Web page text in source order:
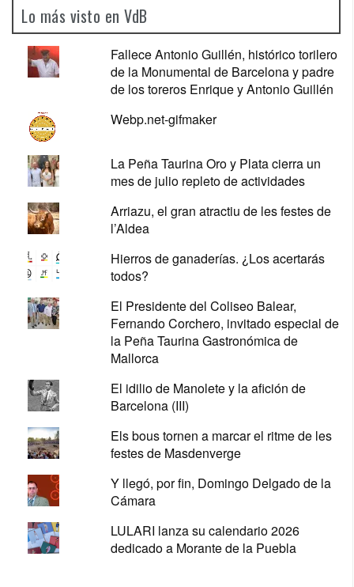
Lo más visto en VdB
Fallece Antonio Guillén, histórico torilero
de la Monumental de Barcelona y padre
de los toreros Enrique y Antonio Guillén
Webp.net-gifmaker
La Peña Taurina Oro y Plata cierra un
mes de julio repleto de actividades
Arriazu, el gran atractiu de les festes de
l’Aldea
Hierros de ganaderías. ¿Los acertarás
todos?
El Presidente del Coliseo Balear,
Fernando Corchero, invitado especial de
la Peña Taurina Gastronómica de
Mallorca
El idilio de Manolete y la afición de
Barcelona (III)
Els bous tornen a marcar el ritme de les
festes de Masdenverge
Y llegó, por fin, Domingo Delgado de la
Cámara
LULARI lanza su calendario 2026
dedicado a Morante de la Puebla